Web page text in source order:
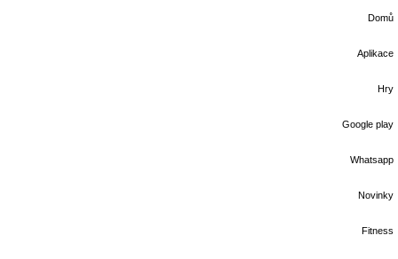
Domů
Aplikace
Hry
Google play
Whatsapp
Novinky
Fitness